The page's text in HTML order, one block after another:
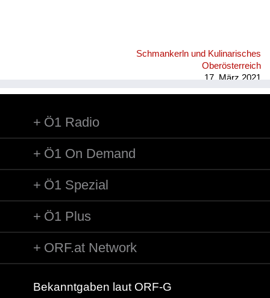
Schmankerln und Kulinarisches
Oberösterreich
17. März 2021
Ö1 Radio
Ö1 On Demand
Ö1 Spezial
Ö1 Plus
ORF.at Network
Bekanntgaben laut ORF-G